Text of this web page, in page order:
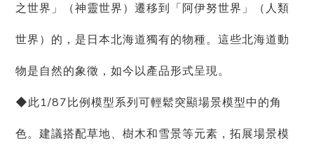
之世界」（神靈世界）遷移到「阿伊努世界」（人類
世界）的，是日本北海道獨有的物種。這些北海道動
物是自然的象徵，如今以產品形式呈現。
◆此1/87比例模型系列可輕鬆突顯場景模型中的角
色。建議搭配草地、樹木和雪景等元素，拓展場景模